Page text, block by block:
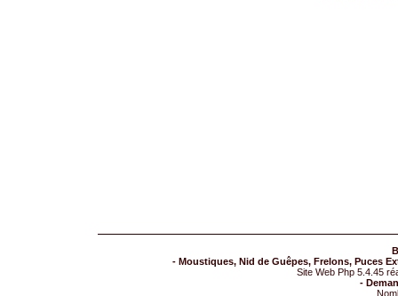
- Moustiques, Nid de Guêpes, Frelons, Puces
Site Web Php 5.4.45
-